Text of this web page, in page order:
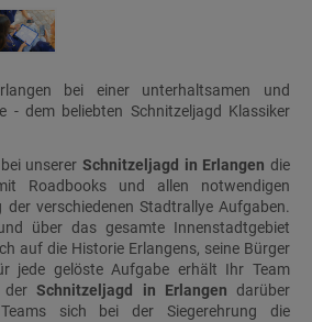
bei einer unterhaltsamen und
- dem beliebten Schnitzeljagd Klassiker
unserer Schnitzeljagd in Erlangen die
Roadbooks und allen notwendigen
verschiedenen Stadtrallye Aufgaben.
über das gesamte Innenstadtgebiet
auf die Historie Erlangens, seine Bürger
jede gelöste Aufgabe erhält Ihr Team
derSchnitzeljagd in Erlangen darüber
sich bei der Siegerehrung die